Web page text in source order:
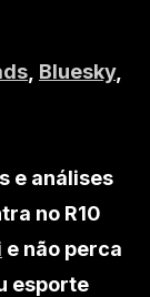
Bluesky,
e análises
no R10
e não perca
esporte